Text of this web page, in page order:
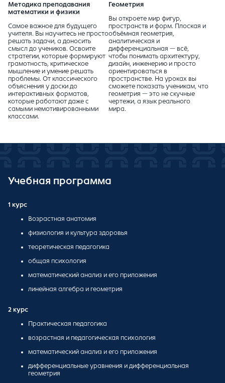
Методика преподавания
математики и физики
Самое важное для будущего
учителя. Вы научитесь не просто
решать задачи, а доносить
смысл до учеников. Освоите
стратегии, которые формируют
грамотность, критическое
мышление и умение решать
проблемы. От классического
объяснения у доски до
интерактивных форматов,
которые работают даже с
самыми немотивированными
классами.
Геометрия
Вы откроете мир фигур,
пространств и форм. Плоская и
объёмная геометрия,
аналитическая и
дифференциальная — всё,
чтобы понимать архитектуру,
дизайн, инженерию и просто
ориентироваться в
пространстве. На уроках вы
сможете показать ученикам, что
геометрия — это не скучные
чертежи, а язык реального
мира.
Учебная программа
1 курс
Возрастная анатомия
физиология и культура здоровья
теоретическая педагогика
общая психология
математический анализ и его приложения
линейная алгебра и геометрия
2 курс
Практическая педагогика
возрастная и педагогическая психология
математический анализ и его приложения
дифференциальные уравнения и дифференциальная
геометрия